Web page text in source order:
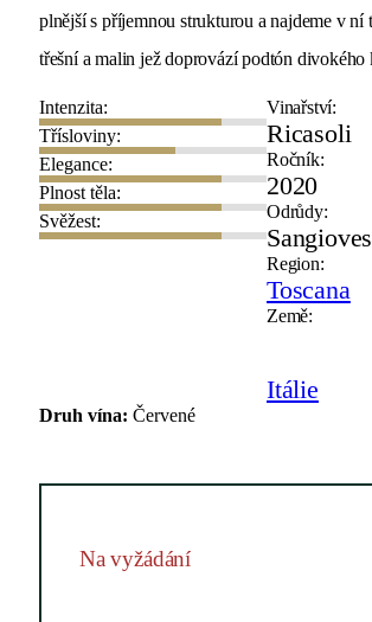
plnější s příjemnou strukturou a najdeme v ní
třešní a malin jež doprovází podtón divokého
Intenzita:
Třísloviny:
Elegance:
Plnost těla:
Svěžest:
Vinařství:
Ricasoli
Ročník:
2020
Odrůdy:
Region:
Toscana
Země:
Itálie
Druh vína: Červené
Na vyžádání